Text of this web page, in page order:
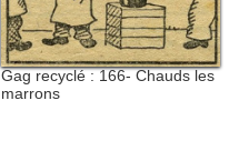
Gag recyclé : 166- Chauds les
marrons